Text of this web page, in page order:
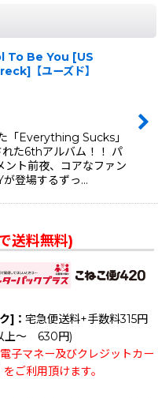
To Be You [US
【ユーズド】
「Everything Sucks」
た6thアルバム！！ パ
ント前夜、コアなファン
登場するずっ…
送料無料)
]： 宅急便送料+手数料315円
上～ 630円)
子マネー及びクレジットカー
ご利用頂けます。